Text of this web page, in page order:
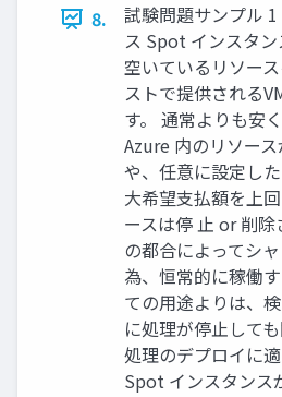
8.
試験問題サンプル
ス Spot インスタ
空いているリソー
ストで提供される
す。 通常よりも安
Azure 内のリソー
や、任意に設定し
大希望支払額を上
ースは停 止 or 削
の都合によってシ
為、恒常的に稼働
ての用途よりは、
に処理が停止して
処理のデプロイに適
Spot インスタンス